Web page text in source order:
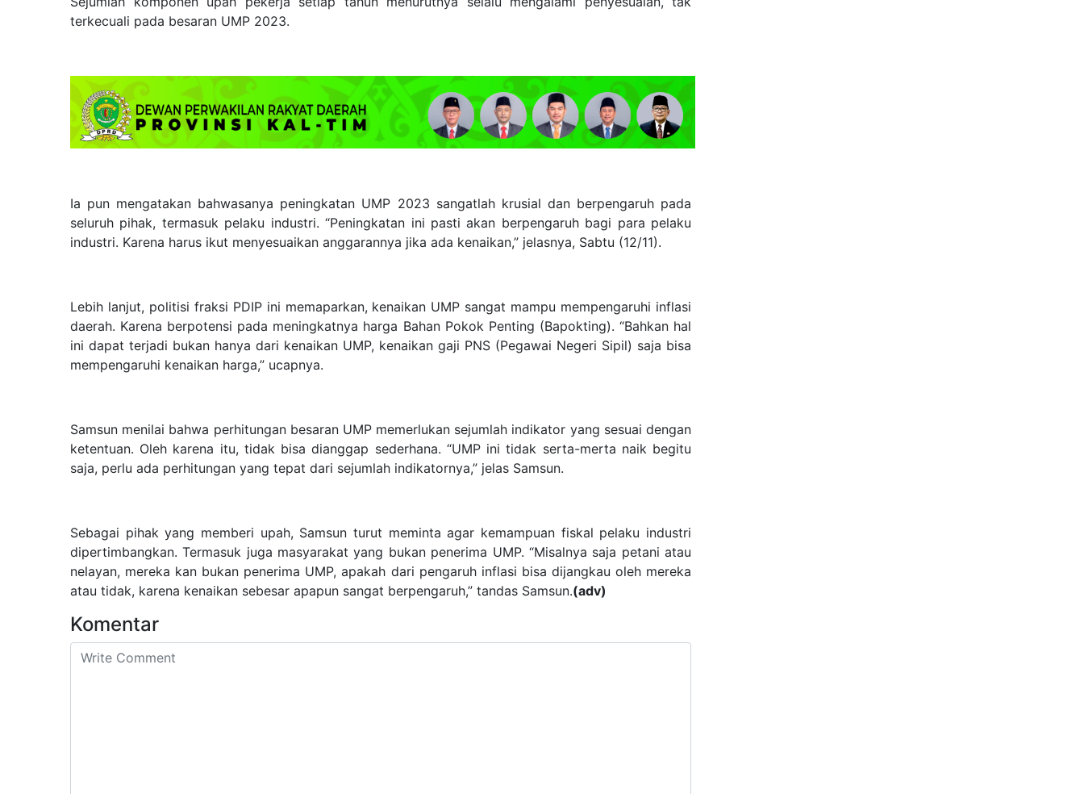
terkecuali pada besaran UMP 2023.
Ia pun mengatakan bahwasanya peningkatan UMP 2023 sangatlah krusial dan berpengaruh pada
seluruh pihak, termasuk pelaku industri. “Peningkatan ini pasti akan berpengaruh bagi para pelaku
industri. Karena harus ikut menyesuaikan anggarannya jika ada kenaikan,” jelasnya, Sabtu (12/11).
Lebih lanjut, politisi fraksi PDIP ini memaparkan, kenaikan UMP sangat mampu mempengaruhi inflasi
daerah. Karena berpotensi pada meningkatnya harga Bahan Pokok Penting (Bapokting). “Bahkan hal
ini dapat terjadi bukan hanya dari kenaikan UMP, kenaikan gaji PNS (Pegawai Negeri Sipil) saja bisa
mempengaruhi kenaikan harga,” ucapnya.
Samsun menilai bahwa perhitungan besaran UMP memerlukan sejumlah indikator yang sesuai dengan
ketentuan. Oleh karena itu, tidak bisa dianggap sederhana. “UMP ini tidak serta-merta naik begitu
saja, perlu ada perhitungan yang tepat dari sejumlah indikatornya,” jelas Samsun.
Sebagai pihak yang memberi upah, Samsun turut meminta agar kemampuan fiskal pelaku industri
dipertimbangkan. Termasuk juga masyarakat yang bukan penerima UMP. “Misalnya saja petani atau
nelayan, mereka kan bukan penerima UMP, apakah dari pengaruh inflasi bisa dijangkau oleh mereka
atau tidak, karena kenaikan sebesar apapun sangat berpengaruh,” tandas Samsun.(adv)
Komentar